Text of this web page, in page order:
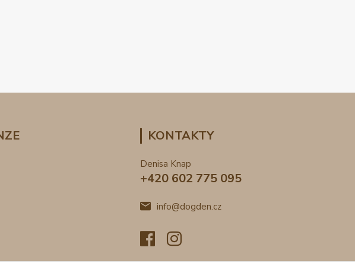
KONTAKTY
Denisa Knap
+420 602 775 095
info@dogden.cz